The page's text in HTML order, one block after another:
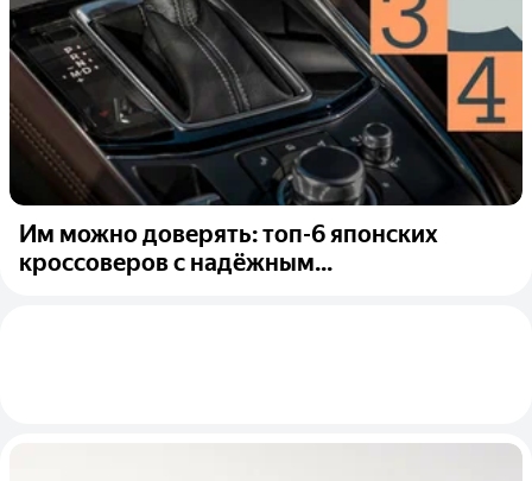
Им можно доверять: топ-6 японских
кроссоверов с надёжным...